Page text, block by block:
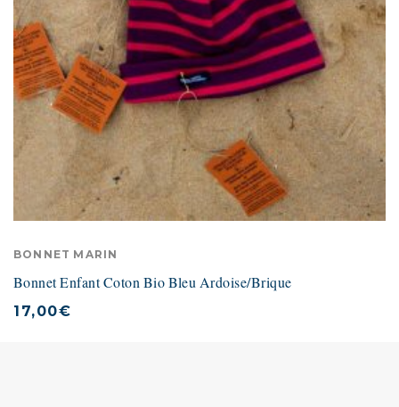
BONNET MARIN
Bonnet Enfant Coton Bio Bleu Ardoise/Brique
17,00€